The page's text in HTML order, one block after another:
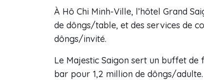
À Hô Chi Minh-Ville, l’hôtel Grand
de dôngs/table, et des services de
dôngs/invité.
Le Majestic Saigon sert un buffet
bar pour 1,2 million de dôngs/adulte.